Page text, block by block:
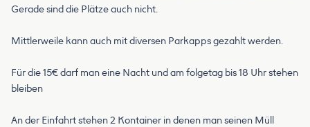
Gerade sind die Plätze auch nicht.
Mittlerweile kann auch mit diversen Parkapps gezahlt werden.
Für die 15€ darf man eine Nacht und am folgetag bis 18 Uhr stehen
bleiben
An der Einfahrt stehen 2 Kontainer in denen man seinen Müll